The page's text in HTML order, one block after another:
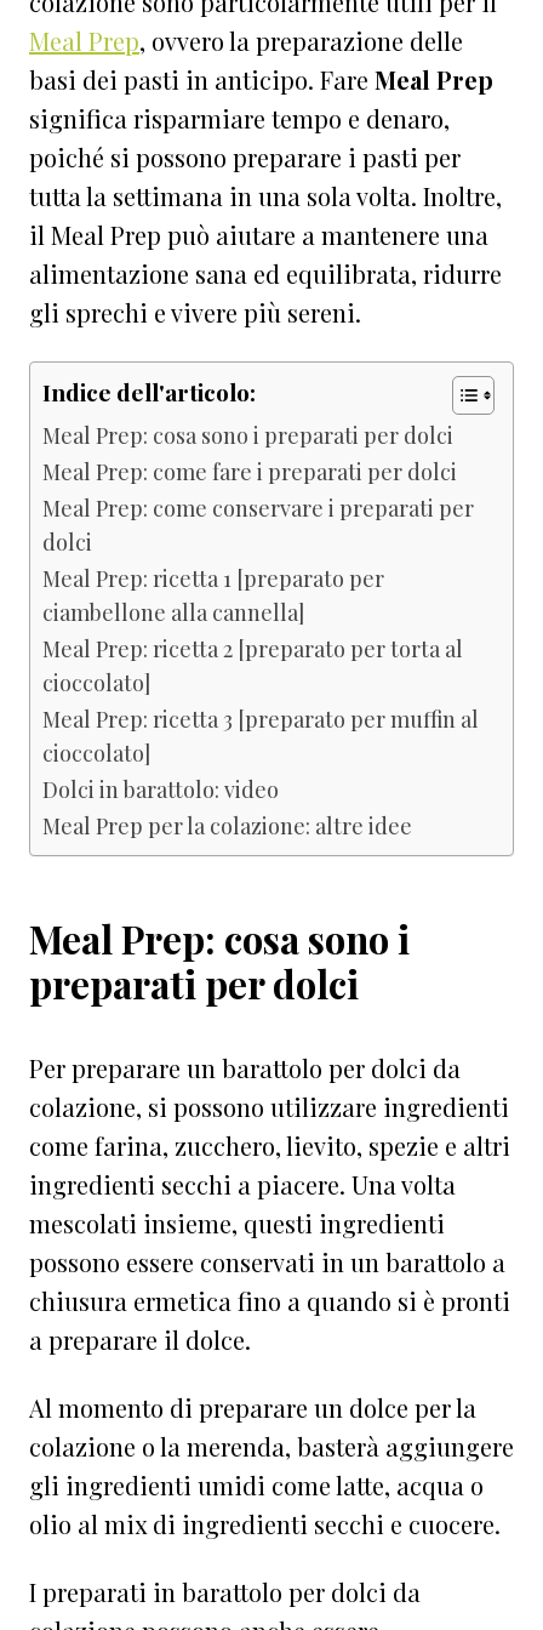
Meal Prep, ovvero la preparazione delle
basi dei pasti in anticipo. Fare Meal Prep
significa risparmiare tempo e denaro,
poiché si possono preparare i pasti per
tutta la settimana in una sola volta. Inoltre,
il Meal Prep può aiutare a mantenere una
alimentazione sana ed equilibrata, ridurre
gli sprechi e vivere più sereni.
Indice dell'articolo:
Meal Prep: cosa sono i preparati per dolci
Meal Prep: come fare i preparati per dolci
Meal Prep: come conservare i preparati per
dolci
Meal Prep: ricetta 1 [preparato per
ciambellone alla cannella]
Meal Prep: ricetta 2 [preparato per torta al
cioccolato]
Meal Prep: ricetta 3 [preparato per muffin al
cioccolato]
Dolci in barattolo: video
Meal Prep per la colazione: altre idee
Meal Prep: cosa sono i
preparati per dolci
Per preparare un barattolo per dolci da
colazione, si possono utilizzare ingredienti
come farina, zucchero, lievito, spezie e altri
ingredienti secchi a piacere. Una volta
mescolati insieme, questi ingredienti
possono essere conservati in un barattolo a
chiusura ermetica fino a quando si è pronti
a preparare il dolce.
Al momento di preparare un dolce per la
colazione o la merenda, basterà aggiungere
gli ingredienti umidi come latte, acqua o
olio al mix di ingredienti secchi e cuocere.
I preparati in barattolo per dolci da